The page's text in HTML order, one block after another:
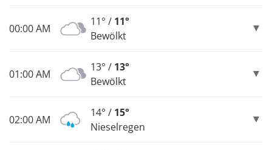
00:00 AM
11° / 11°
Bewölkt
01:00 AM
13° / 13°
Bewölkt
02:00 AM
14° / 15°
Nieselregen